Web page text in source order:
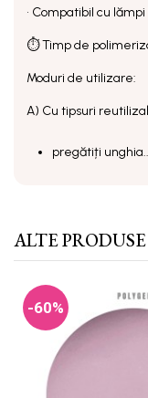
• Compatibil cu lămpi
⏱ Timp de
Moduri de utilizare:
A) Cu tipsuri
pregătiți
ALTE
-60%